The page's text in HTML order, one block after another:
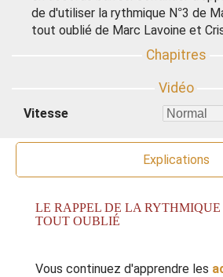
de d'utiliser la rythmique N°3 de
tout oublié de Marc Lavoine et
Vitesse
Explications
LE RAPPEL DE LA RYTHMIQUE
TOUT OUBLIÉ
Vous continuez d'apprendre les